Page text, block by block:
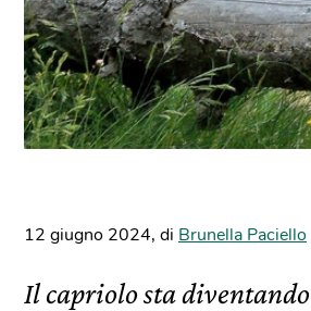
12 giugno 2024, di Brunella Paciello
Il capriolo sta